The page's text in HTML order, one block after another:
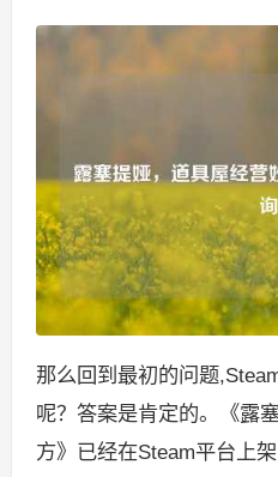
那么回到最初的问题
呢？答案是肯定的。《露
方》已经在Steam平台上